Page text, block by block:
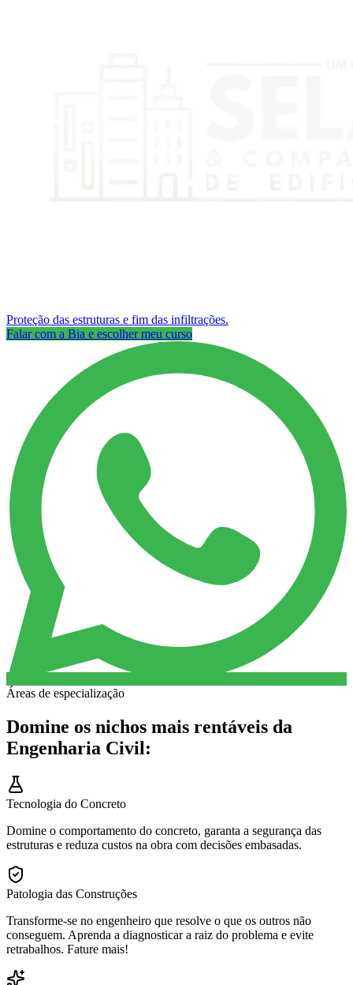
Proteção das estruturas e fim das infiltrações.
Falar com a Bia e escolher meu curso
Áreas de especialização
Domine os nichos mais rentáveis da
Engenharia Civil:
Tecnologia do Concreto
Domine o comportamento do concreto, garanta a segurança das
estruturas e reduza custos na obra com decisões embasadas.
Patologia das Construções
Transforme-se no engenheiro que resolve o que os outros não
conseguem. Aprenda a diagnosticar a raiz do problema e evite
retrabalhos. Fature mais!